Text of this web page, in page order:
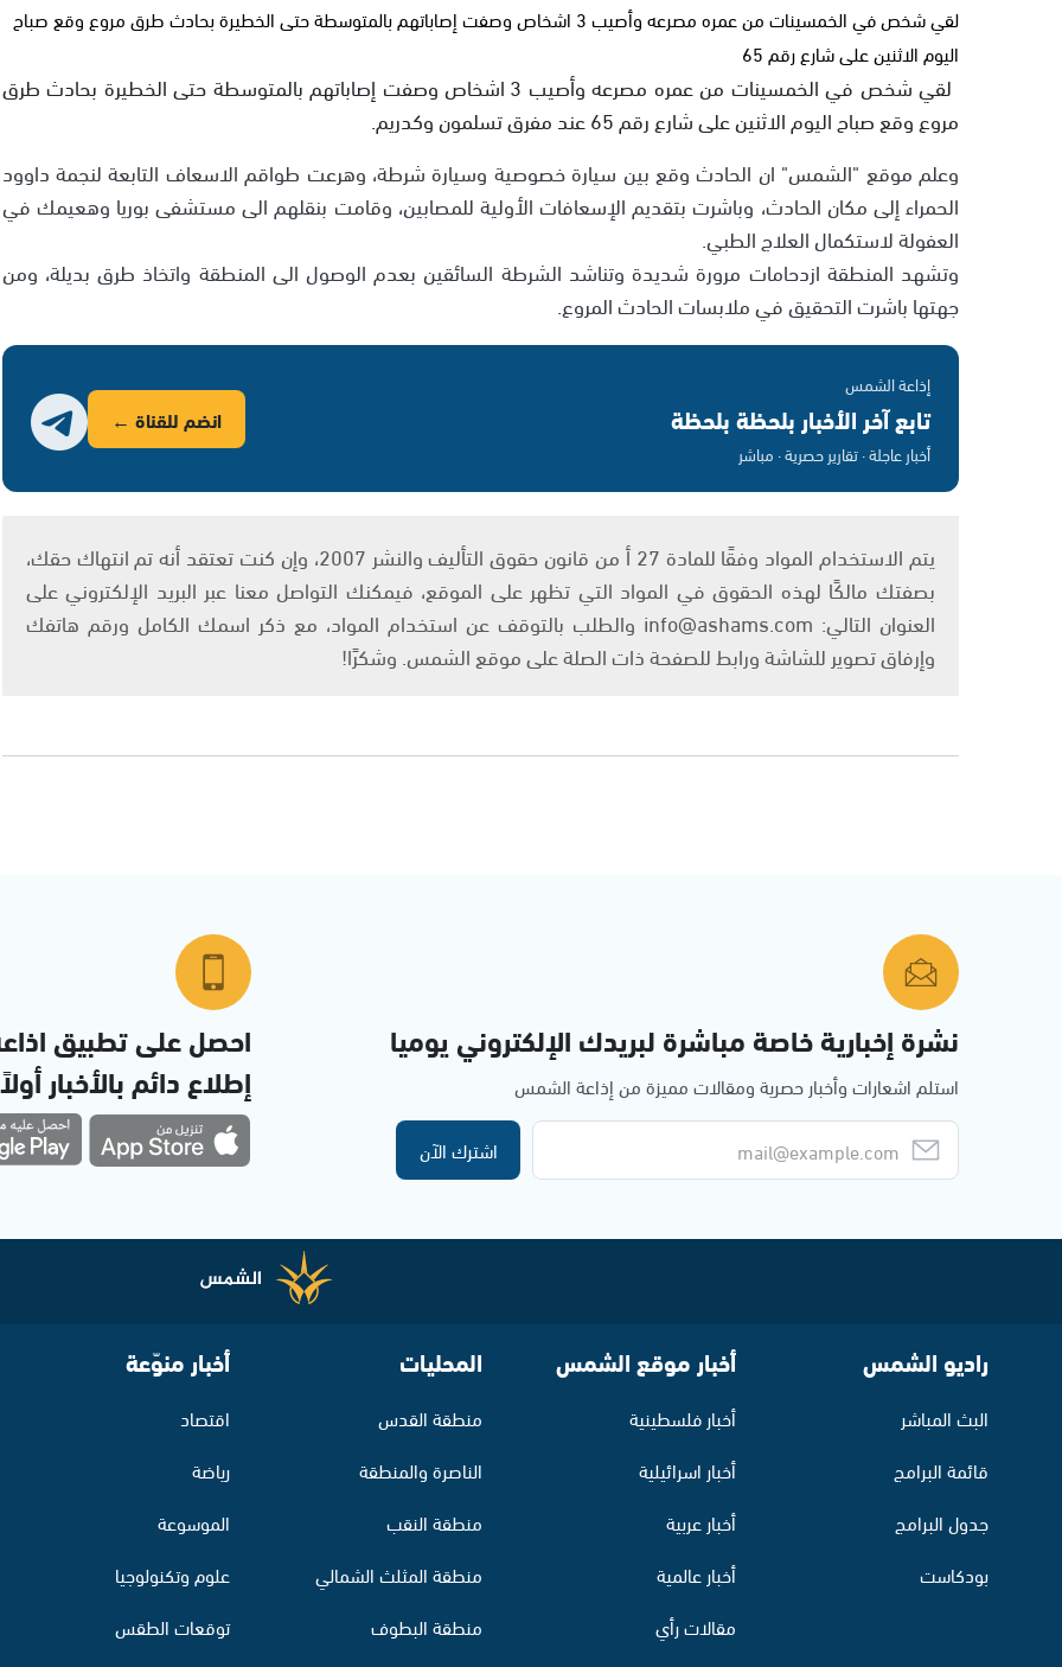
لقي شخص في الخمسينات من عمره مصرعه وأصيب 3 اشخاص وصفت إصاباتهم بالمتوسطة حتى الخطيرة بحادث طرق مروع وقع صباح
اليوم الاثنين على شارع رقم 65
لقي شخص في الخمسينات من عمره مصرعه وأصيب 3 اشخاص وصفت إصاباتهم بالمتوسطة حتى الخطيرة بحادث طرق
مروع وقع صباح اليوم الاثنين على شارع رقم 65 عند مفرق تسلمون وكدريم.
وعلم موقع "الشمس" ان الحادث وقع بين سيارة خصوصية وسيارة شرطة، وهرعت طواقم الاسعاف التابعة لنجمة داوود
الحمراء إلى مكان الحادث، وباشرت بتقديم الإسعافات الأولية للمصابين، وقامت بنقلهم الى مستشفى بوريا وهعيمك في
العفولة لاستكمال العلاج الطبي.
وتشهد المنطقة ازدحامات مرورة شديدة وتناشد الشرطة السائقين بعدم الوصول الى المنطقة واتخاذ طرق بديلة، ومن
جهتها باشرت التحقيق في ملابسات الحادث المروع.
إذاعة الشمس
تابع آخر الأخبار بلحظة بلحظة
أخبار عاجلة · تقارير حصرية · مباشر
انضم للقناة ←
يتم الاستخدام المواد وفقًا للمادة 27 أ من قانون حقوق التأليف والنشر 2007، وإن كنت تعتقد أنه تم انتهاك حقك،
بصفتك مالكًا لهذه الحقوق في المواد التي تظهر على الموقع، فيمكنك التواصل معنا عبر البريد الإلكتروني على
العنوان التالي: info@ashams.com والطلب بالتوقف عن استخدام المواد، مع ذكر اسمك الكامل ورقم هاتفك
وإرفاق تصوير للشاشة ورابط للصفحة ذات الصلة على موقع الشمس. وشكرًا!
نشرة إخبارية خاصة مباشرة لبريدك الإلكتروني يوميا
استلم اشعارات وأخبار حصرية ومقالات مميزة من إذاعة الشمس
اشترك الآن
احصل على تطبيق
إطلاع دائم بالأخبار
راديو الشمس
البث المباشر
قائمة البرامج
جدول البرامج
بودكاست
أخبار موقع الشمس
أخبار فلسطينية
أخبار اسرائيلية
أخبار عربية
أخبار عالمية
مقالات رأي
المحليات
منطقة القدس
الناصرة والمنطقة
منطقة النقب
منطقة المثلث الشمالي
منطقة البطوف
أخبار منوّعة
اقتصاد
رياضة
الموسوعة
علوم وتكنولوجيا
توقعات الطقس